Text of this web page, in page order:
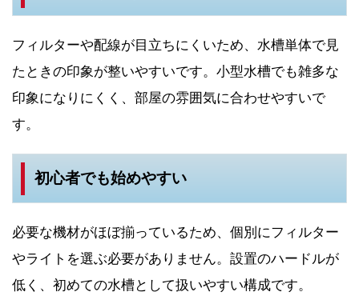
フィルターや配線が目立ちにくいため、水槽単体で見
たときの印象が整いやすいです。小型水槽でも雑多な
印象になりにくく、部屋の雰囲気に合わせやすいで
す。
初心者でも始めやすい
必要な機材がほぼ揃っているため、個別にフィルター
やライトを選ぶ必要がありません。設置のハードルが
低く、初めての水槽として扱いやすい構成です。